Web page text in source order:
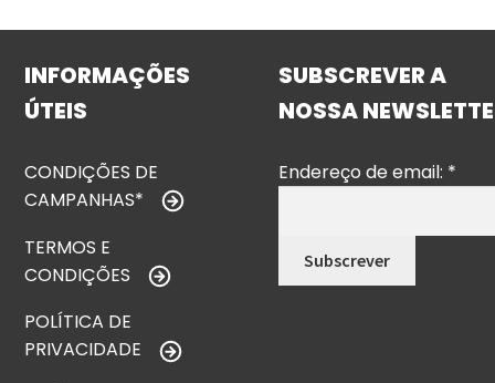
INFORMAÇÕES
ÚTEIS
CONDIÇÕES DE
CAMPANHAS*
TERMOS E
CONDIÇÕES
POLÍTICA DE
PRIVACIDADE
SUBSCREVER A
NOSSA
Endereço de email: *